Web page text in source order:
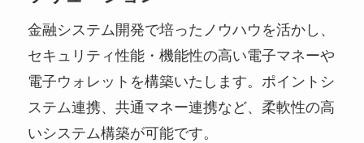
金融システム開発で培ったノウハウを活かし、
セキュリティ性能・機能性の高い電子マネーや
電子ウォレットを構築いたします。ポイントシ
ステム連携、共通マネー連携など、柔軟性の高
いシステム構築が可能です。